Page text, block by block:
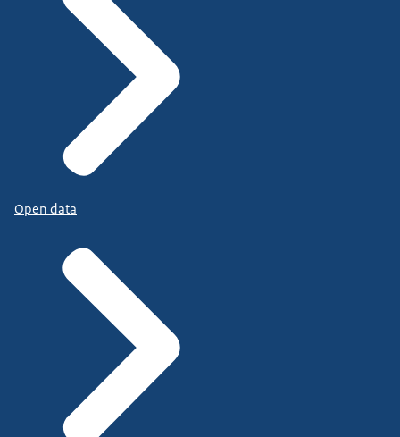
Open data